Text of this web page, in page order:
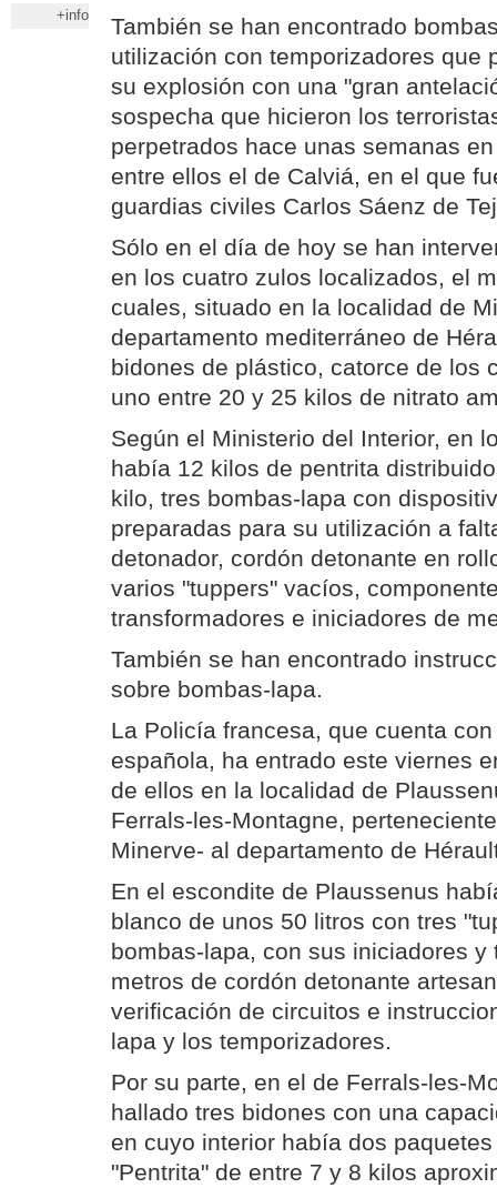
+info
También se han encontrado
utilización con temporizadores que
su explosión con una "gran
sospecha que hicieron los
perpetrados hace unas semanas
entre ellos el de Calviá, en el que
guardias civiles Carlos Sáenz de
Sólo en el día de hoy se han
en los cuatro zulos localizados, el
cuales, situado en la localidad de
departamento mediterráneo de
bidones de plástico, catorce de los
uno entre 20 y 25 kilos de nitrato
Según el Ministerio del Interior, en
había 12 kilos de pentrita
kilo, tres bombas-lapa con
preparadas para su utilización a
detonador, cordón detonante en
varios "tuppers" vacíos,
transformadores e iniciadores de
También se han encontrado
sobre bombas-lapa.
La Policía francesa, que cuenta
española, ha entrado este viernes
de ellos en la localidad de
Ferrals-les-Montagne,
Minerve- al departamento de
En el escondite de Plaussenus
blanco de unos 50 litros con tres
bombas-lapa, con sus iniciadores
metros de cordón detonante
verificación de circuitos e
lapa y los temporizadores.
Por su parte, en el de Ferrals-les-
hallado tres bidones con una
en cuyo interior había dos
"Pentrita" de entre 7 y 8 kilos